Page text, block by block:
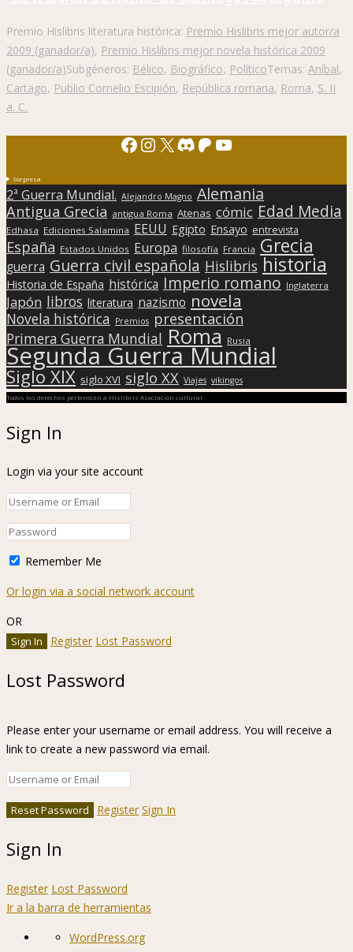
Premio Hislibris literatura histórica: Premio Hislibris mejor autor/a
2009 (ganador/a), Premio Hislibris mejor novela histórica 2009
(ganador/a)Subgéneros: Bélico, Biográfico, PolíticoTemas: Aníbal,
Cartago, Publio Cornelio Escipión, República romana, Roma, S. II
a. C.
Facebook
Instagram
X Discord
Patreon
YouTube
Sorpresa
2ª Guerra Mundial. Alejandro Magno Alemania
Antigua Grecia antigua Roma Atenas cómic Edad Media
Edhasa Ediciones Salamina EEUU Egipto Ensayo entrevista
España Estados Unidos Europa filosofía Francia Grecia
guerra Guerra civil española Hislibris historia
Historia de España histórica Imperio romano Inglaterra
Japón libros literatura nazismo novela
Novela histórica Premios presentación
Primera Guerra Mundial Roma Rusia
Segunda Guerra Mundial
Siglo XIX siglo XVI siglo XX Viajes vikingos
Todos los derechos pertenecen a Hislibris Asociación cultural
Sign In
Login via your site account
Remember Me
Or login via a social network account
OR
Register Lost Password
Lost Password
Please enter your username or email address. You will receive a
link to create a new password via email.
Register Sign In
Sign In
Register Lost Password
Ir a la barra de herramientas
AcercaWordPress.org